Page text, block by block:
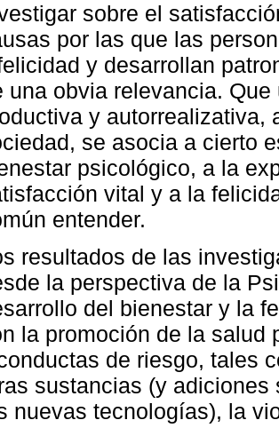
sobre el
por las que las
y desarrollan
una obvia relevancia.
y autorrealizativa,
se asocia a cierto
psicológico, a la
vital y a la
entender.
resultados de las
la perspectiva de la
del bienestar y la
la promoción de la salud
de riesgo, tales
sustancias (y
nuevas tecnologías), la